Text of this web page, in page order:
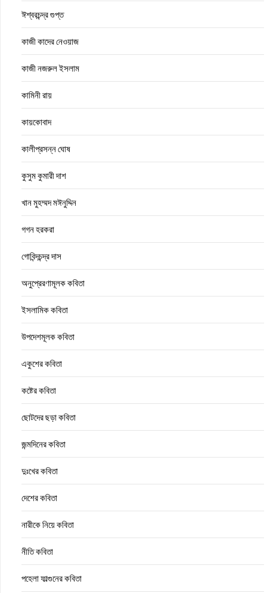
ঈশ্বরচন্দ্র গুপ্ত
কাজী কাদের নেওয়াজ
কাজী নজরুল ইসলাম
কামিনী রায়
কায়কোবাদ
কালীপ্রসন্ন ঘোষ
কুসুম কুমারী দাশ
খান মুহম্মদ মঈনুদ্দিন
গগন হরকরা
গোবিন্দচন্দ্র দাস
অনুপ্রেরণামূলক কবিতা
ইসলামিক কবিতা
উপদেশমূলক কবিতা
একুশের কবিতা
কষ্টের কবিতা
ছোটদের ছড়া কবিতা
জন্মদিনের কবিতা
দুঃখের কবিতা
দেশের কবিতা
নারীকে নিয়ে কবিতা
নীতি কবিতা
পহেলা ফাল্গুনের কবিতা